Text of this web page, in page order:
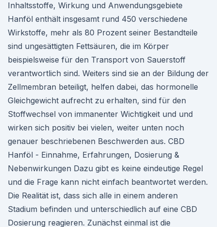
Inhaltsstoffe, Wirkung und Anwendungsgebiete
Hanföl enthält insgesamt rund 450 verschiedene
Wirkstoffe, mehr als 80 Prozent seiner Bestandteile
sind ungesättigten Fettsäuren, die im Körper
beispielsweise für den Transport von Sauerstoff
verantwortlich sind. Weiters sind sie an der Bildung der
Zellmembran beteiligt, helfen dabei, das hormonelle
Gleichgewicht aufrecht zu erhalten, sind für den
Stoffwechsel von immanenter Wichtigkeit und und
wirken sich positiv bei vielen, weiter unten noch
genauer beschriebenen Beschwerden aus. CBD
Hanföl - Einnahme, Erfahrungen, Dosierung &
Nebenwirkungen Dazu gibt es keine eindeutige Regel
und die Frage kann nicht einfach beantwortet werden.
Die Realität ist, dass sich alle in einem anderen
Stadium befinden und unterschiedlich auf eine CBD
Dosierung reagieren. Zunächst einmal ist die